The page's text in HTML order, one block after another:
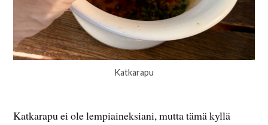
Katkarapu
Katkarapu ei ole lempiaineksiani, mutta tämä kyllä